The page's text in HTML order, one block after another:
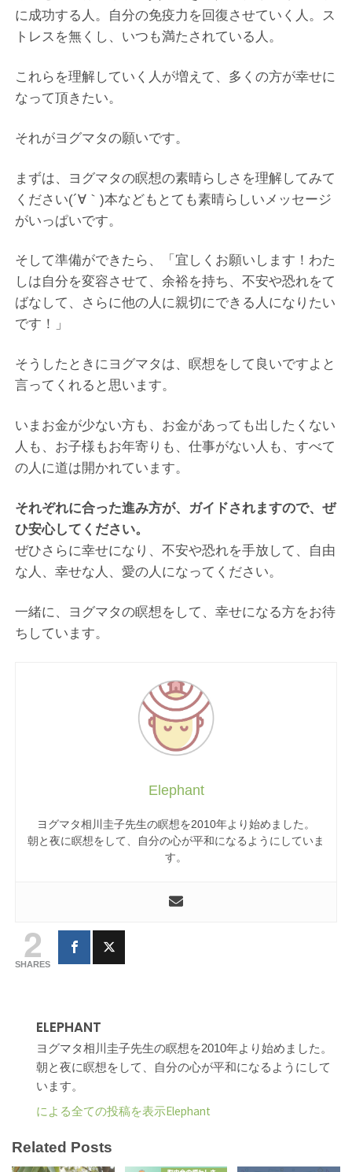
に成功する人。自分の免疫力を回復させていく人。ス
トレスを無くし、いつも満たされている人。
これらを理解していく人が増えて、多くの方が幸せに
なって頂きたい。
それがヨグマタの願いです。
まずは、ヨグマタの瞑想の素晴らしさを理解してみて
ください(´∀｀)本などもとても素晴らしいメッセージ
がいっぱいです。
そして準備ができたら、「宜しくお願いします！わた
しは自分を変容させて、余裕を持ち、不安や恐れをて
ばなして、さらに他の人に親切にできる人になりたい
です！」
そうしたときにヨグマタは、瞑想をして良いですよと
言ってくれると思います。
いまお金が少ない方も、お金があっても出したくない
人も、お子様もお年寄りも、仕事がない人も、すべて
の人に道は開かれています。
それぞれに合った進み方が、ガイドされますので、ぜ
ひ安心してください。
ぜひさらに幸せになり、不安や恐れを手放して、自由
な人、幸せな人、愛の人になってください。
一緒に、ヨグマタの瞑想をして、幸せになる方をお待
ちしています。
Elephant
ヨグマタ相川圭子先生の瞑想を2010年より始めました。
朝と夜に瞑想をして、自分の心が平和になるようにしていま
す。
2
SHARES
ELEPHANT
ヨグマタ相川圭子先生の瞑想を2010年より始めました。
朝と夜に瞑想をして、自分の心が平和になるようにして
います。
による全ての投稿を表示Elephant
Related Posts